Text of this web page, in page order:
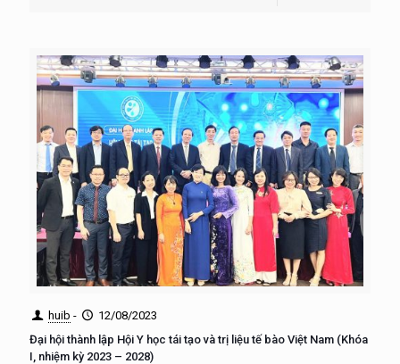
huib -
12/08/2023
Đại hội thành lập Hội Y học tái tạo và trị liệu tế bào Việt Nam (Khóa
I, nhiệm kỳ 2023 – 2028)